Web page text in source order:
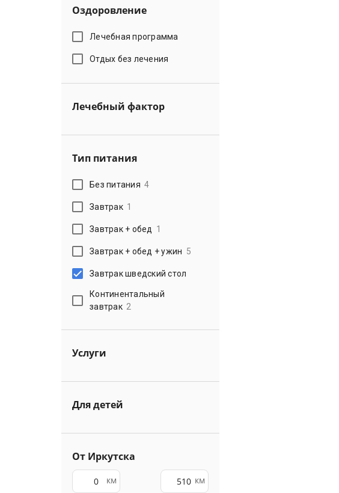
Оздоровление
Лечебная программа
Отдых без лечения
Лечебный фактор
Тип питания
Без питания 4
Завтрак 1
Завтрак + обед 1
Завтрак + обед + ужин 5
Завтрак шведский стол
Континентальный
завтрак 2
Услуги
Для детей
От Иркутска
км км